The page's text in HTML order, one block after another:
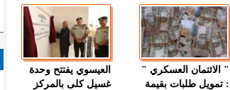
" الائتمان العسكري "
: تمويل طلبات بقيمة
العيسوي يفتتح وحدة
غسيل كلى بالمركز